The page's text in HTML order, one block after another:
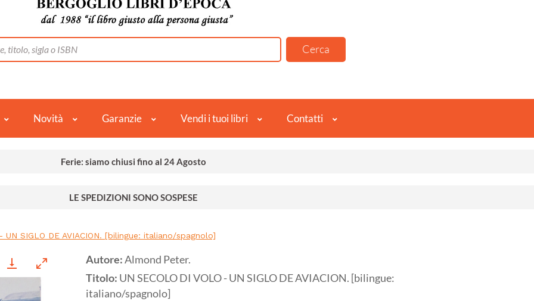
Novità Garanzie Vendi i tuoi libri Contatti
Ferie: siamo chiusi fino al 24 Agosto
LE SPEDIZIONI SONO SOSPESE
UN SIGLO DE AVIACION. [bilingue: italiano/spagnolo]
Autore:Almond Peter.
Titolo: UN SECOLO DI VOLO - UN SIGLO DE AVIACION. [bilingue:
italiano/spagnolo]